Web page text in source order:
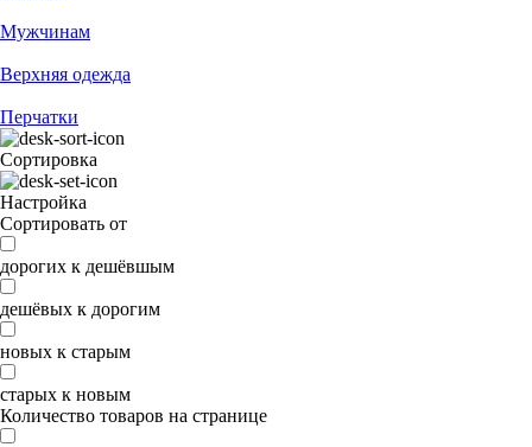
Мужчинам
Верхняя одежда
Перчатки
Сортировка
Настройка
Сортировать от
дорогих к дешёвшым
дешёвых к дорогим
новых к старым
старых к новым
Количество товаров на странице